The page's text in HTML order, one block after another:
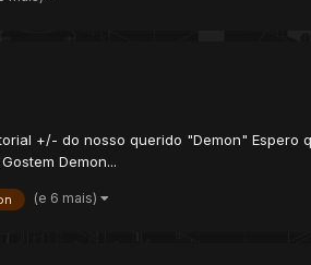
+/- do nosso querido "Demon"
Demon...
(e 6 mais)